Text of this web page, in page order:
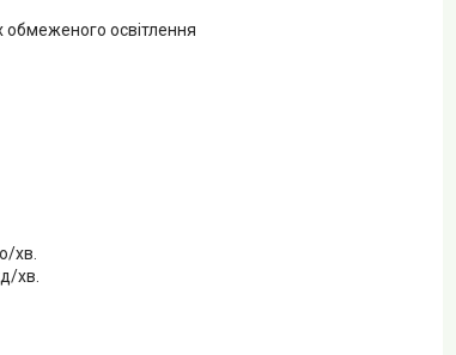
обмеженого освітлення
хв.
хв.